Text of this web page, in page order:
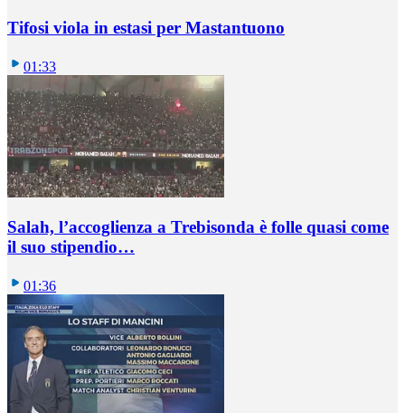
Tifosi viola in estasi per Mastantuono
01:33
Salah, l’accoglienza a Trebisonda è folle quasi come
il suo stipendio…
01:36